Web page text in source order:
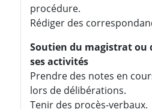
procédure.
Rédiger des
Soutien du magistrat ou
ses activités
Prendre des notes en
lors de délibérations.
Tenir des procès-verbaux.